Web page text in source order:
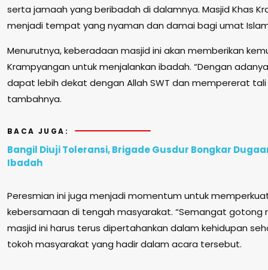
serta jamaah yang beribadah di dalamnya. Masjid Khas
menjadi tempat yang nyaman dan damai bagi umat
Menurutnya, keberadaan masjid ini akan memberikan
Krampyangan untuk menjalankan ibadah. “Dengan
dapat lebih dekat dengan Allah SWT dan mempererat
tambahnya.
BACA JUGA:
Bangil Diuji Toleransi, Brigade Gusdur Bongkar
Ibadah
Peresmian ini juga menjadi momentum untuk
kebersamaan di tengah masyarakat. “Semangat gotong
masjid ini harus terus dipertahankan dalam kehidupan
tokoh masyarakat yang hadir dalam acara tersebut.